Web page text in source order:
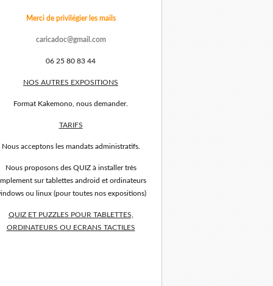
Merci de privilégier les mails
caricadoc@gmail.com
06 25 80 83 44
NOS AUTRES EXPOSITIONS
Format Kakemono, nous demander.
TARIFS
Nous acceptons les mandats administratifs.
Nous proposons des QUIZ à installer très
sur tablettes android et ordinateurs
ou linux (pour toutes nos expositions)
QUIZ ET PUZZLES POUR TABLETTES,
ORDINATEURS OU ECRANS TACTILES